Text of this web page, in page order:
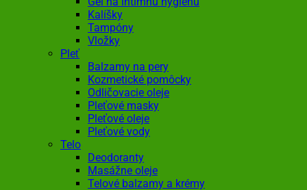
Kalíšky
Tampóny
Vložky
Pleť
Balzamy na pery
Kozmetické pomôcky
Odličovacie oleje
Pleťové masky
Pleťové oleje
Pleťové vody
Telo
Deodoranty
Masážne oleje
Telové balzamy a krémy